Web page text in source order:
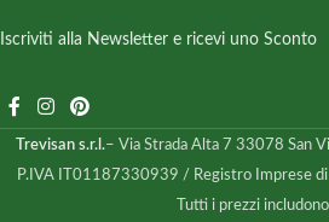
Iscriviti alla Newsletter e ricevi uno Sconto
Trevisan s.r.l.– Via Strada Alta 7 33078 San
P.IVA IT01187330939 / Registro Imprese di
Tutti i prezzi